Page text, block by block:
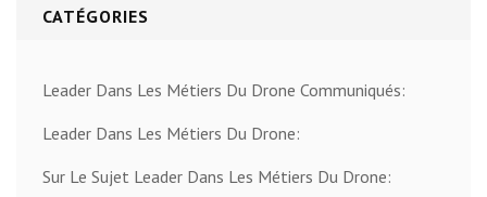
CATÉGORIES
Leader Dans Les Métiers Du Drone Communiqués:
Leader Dans Les Métiers Du Drone:
Sur Le Sujet Leader Dans Les Métiers Du Drone: